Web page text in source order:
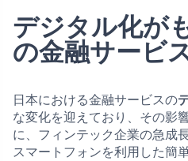
デジタル化が
の金融サービ
日本における金融サービスの
な変化を迎えており、その影
に、フィンテック企業の急成
スマートフォンを利用した簡